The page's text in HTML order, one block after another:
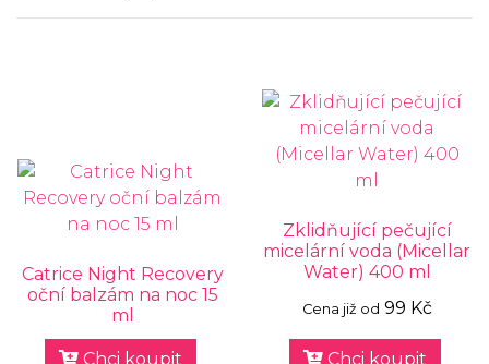
Catrice Night Recovery
oční balzám na noc 15
ml
Chci koupit
Zklidňující pečující
micelární voda (Micellar
Water) 400 ml
Cena již od 99 Kč
Chci koupit